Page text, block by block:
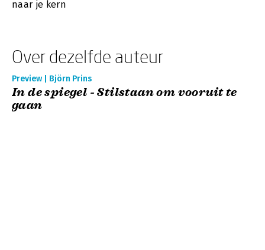
naar je kern
Over dezelfde auteur
Preview | Björn Prins
In de spiegel - Stilstaan om vooruit te
gaan